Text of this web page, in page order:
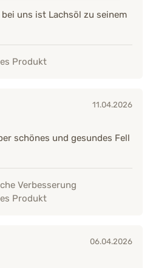
uns ist Lachsöl zu seinem
Produkt
11.04.2026
schönes und gesundes Fell
Verbesserung
Produkt
06.04.2026